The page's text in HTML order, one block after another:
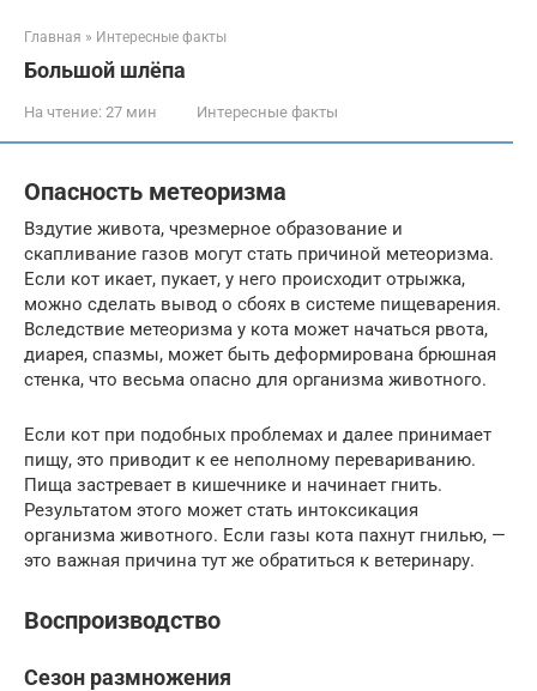
Главная » Интересные факты
Большой шлёпа
На чтение: 27 мин Интересные факты
Опасность метеоризма
Вздутие живота, чрезмерное образование и
скапливание газов могут стать причиной метеоризма.
Если кот икает, пукает, у него происходит отрыжка,
можно сделать вывод о сбоях в системе пищеварения.
Вследствие метеоризма у кота может начаться рвота,
диарея, спазмы, может быть деформирована брюшная
стенка, что весьма опасно для организма животного.
Если кот при подобных проблемах и далее принимает
пищу, это приводит к ее неполному перевариванию.
Пища застревает в кишечнике и начинает гнить.
Результатом этого может стать интоксикация
организма животного. Если газы кота пахнут гнилью, —
это важная причина тут же обратиться к ветеринару.
Воспроизводство
Сезон размножения